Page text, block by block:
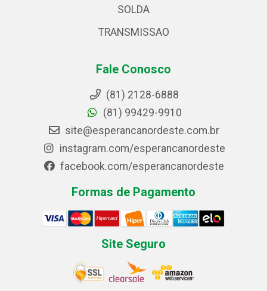
SOLDA
TRANSMISSAO
Fale Conosco
(81) 2128-6888
(81) 99429-9910
site@esperancanordeste.com.br
instagram.com/esperancanordeste
facebook.com/esperancanordeste
Formas de Pagamento
Site Seguro